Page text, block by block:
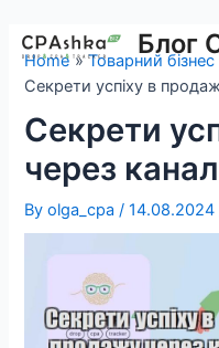
content
Блог
Home
Товарний бізнес
Секрети успіху в
Секрети
через
Byolga_cpa/14.08.2024